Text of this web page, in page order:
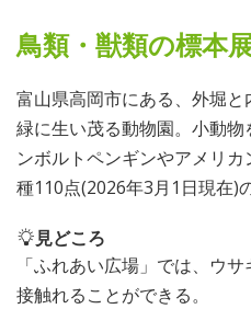
鳥類・獣類の標本
富山県高岡市にある、外堀
緑に生い茂る動物園。小動
ンボルトペンギンやアメリ
種110点(2026年3月1日現在)
見どころ
「ふれあい広場」では、ウ
接触れることができる。